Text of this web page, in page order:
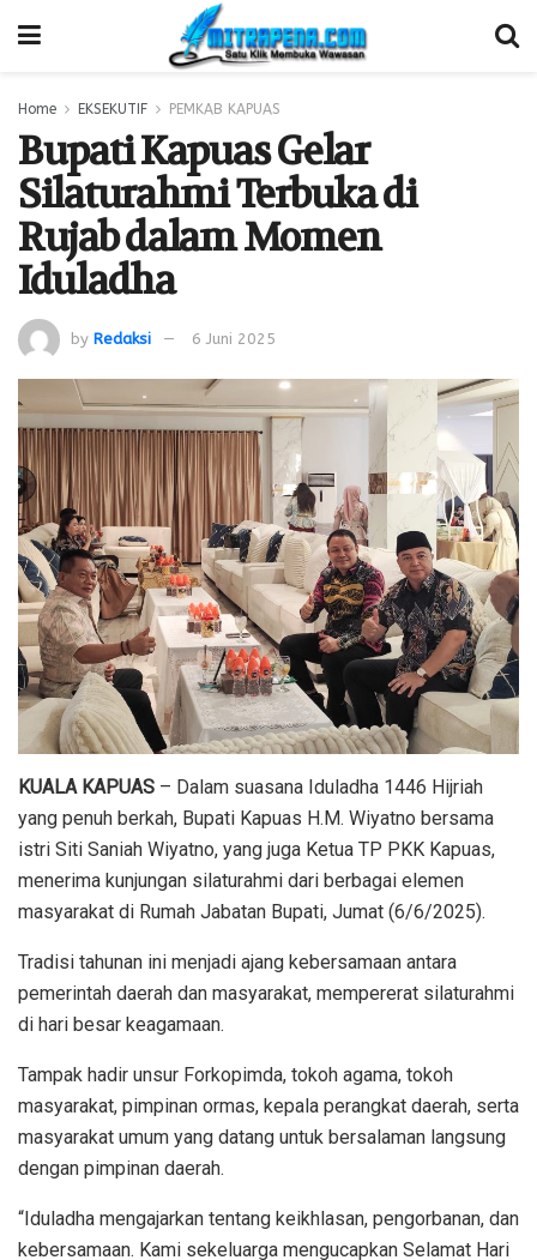
Home EKSEKUTIF PEMKAB KAPUAS
Bupati Kapuas Gelar
Silaturahmi Terbuka di
Rujab dalam Momen
Iduladha
by Redaksi 6 Juni 2025
KUALA KAPUAS – Dalam suasana Iduladha 1446 Hijriah
yang penuh berkah, Bupati Kapuas H.M. Wiyatno bersama
istri Siti Saniah Wiyatno, yang juga Ketua TP PKK Kapuas,
menerima kunjungan silaturahmi dari berbagai elemen
masyarakat di Rumah Jabatan Bupati, Jumat (6/6/2025).
Tradisi tahunan ini menjadi ajang kebersamaan antara
pemerintah daerah dan masyarakat, mempererat silaturahmi
di hari besar keagamaan.
Tampak hadir unsur Forkopimda, tokoh agama, tokoh
masyarakat, pimpinan ormas, kepala perangkat daerah, serta
masyarakat umum yang datang untuk bersalaman langsung
dengan pimpinan daerah.
“Iduladha mengajarkan tentang keikhlasan, pengorbanan, dan
kebersamaan. Kami sekeluarga mengucapkan Selamat Hari